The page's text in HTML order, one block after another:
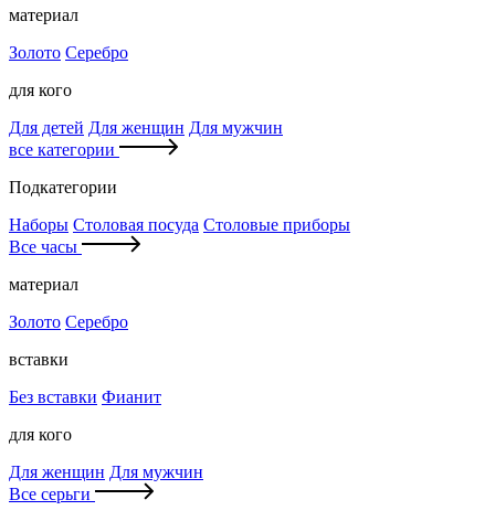
материал
Золото Серебро
для кого
Для детей Для женщин Для мужчин
все категории
Подкатегории
Наборы Столовая посуда Столовые приборы
Все часы
материал
Золото Серебро
вставки
Без вставки Фианит
для кого
Для женщин Для мужчин
Все серьги